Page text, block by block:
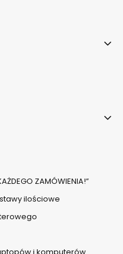
ZAMÓWIENIA!”
ilościowe